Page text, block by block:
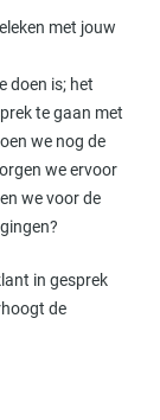
met jouw
doen is; het
te gaan met
we nog de
we ervoor
we voor de
in gesprek
de